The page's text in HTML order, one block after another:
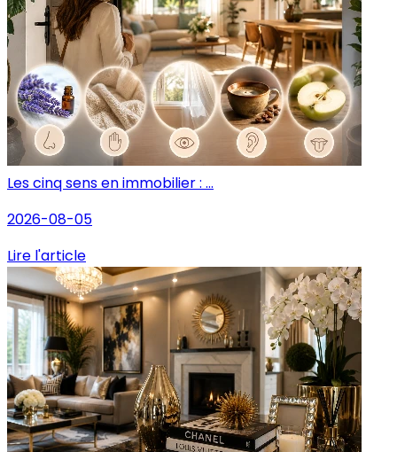
Les cinq sens en immobilier : ...
2026-08-05
Lire l'article